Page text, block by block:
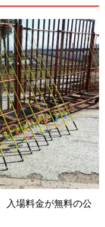
入場料金が無料の公